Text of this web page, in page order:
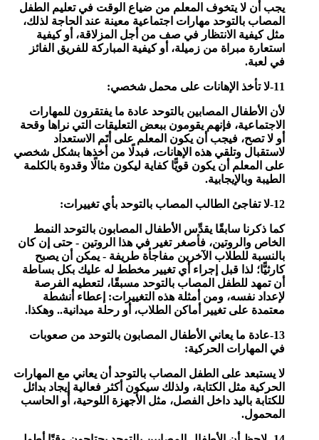
يجب أن لا يتخوف المعلم من ضياع الوقت في تعليم الطفل
المصاب بالتوحد مهارات اجتماعية معينة عند الحاجة لذلك،
مثل كيفية الانتظار في صف من أجل المزلاقة، أو كيفية
استعارة مبراة من زميلة، أو كيفية المباركة للفريق الفائز
في لعبة.
11-لا تأخذ الإهانات على محمل شخصي:
لأن الأطفال المصابين بالتوحد عادة ما يفتقرون للمهارات
الاجتماعية، فإنهم يقومون ببعض التعليقات التي نراها وقحة
أو لا تصح، فيجب أن يكون المعلم على أتَم الاستعداد
لاستقبال وتلقي هذه الإهانات، فبدلًا من أخذها بشكل شخصي
على المعلم أن يكون قويًّا كفاية ليكون مثالًا وقدوة بالكلمة
الطيبة وبالإيجابية.
12-لا تفاجئ الطالب المصاب بالتوحد بأي تغييرات:
كما ذكرنا سابقًا يقدِّس الأطفال المصابون بالتوحد النمط
الخاص والروتين، فأصغر تغير في هذا الروتين - حتى إن كان
بالنسبة للطلاب الآخرين مفاجأة طريفة - يمكن أن يصبح
كارثيًّا؛ لذا قبل إجراء أي تغيير مخطط له عليك بكل بساطة
أن تمهد للطفل المصاب بالتوحد مسبقًا، لتعطيه الفرصة
لإعداد نفسه، ومن أمثلة هذه التغييرات: إعطاء أنشطة
معتمدة على تغيير أماكن الطلاب، أو رحلة ميدانية.. وهكذا.
13-عادة ما يعاني الأطفال المصابون بالتوحد من صعوبات
في المهارات الحركية:
لا يستبعد على الطفل المصاب بالتوحد أن يعاني مع المهارات
الحركية مثل الكتابة، ولذلك سيكون أكثر فعالية إيجاد بدائل
للكتابة باليد داخل الفصل، مثل الأجهزة اللوحية، أو الحاسب
المحمول.